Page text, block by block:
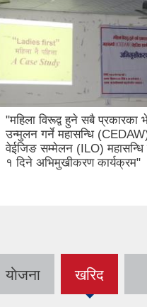
"महिला विरूद्व हुने सबै प्रकारका
उन्मुलन गर्ने महासन्धि
वेईजिङ सम्मेलन (ILO) महासन्धि
१ दिने अभिमुखीकरण कार्यक्रम"
याेजना खरिद
(active
tab)